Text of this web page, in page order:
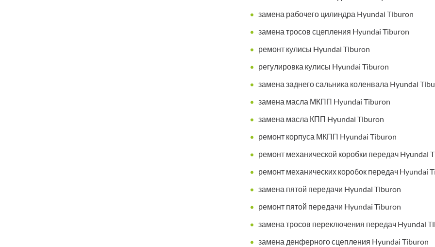
замена рабочего цилиндра Hyundai Tiburon
замена тросов сцепления Hyundai Tiburon
ремонт кулисы Hyundai Tiburon
регулировка кулисы Hyundai Tiburon
замена заднего сальника коленвала Hyundai
замена масла МКПП Hyundai Tiburon
замена масла КПП Hyundai Tiburon
ремонт корпуса МКПП Hyundai Tiburon
ремонт механической коробки передач Hyundai
ремонт механических коробок передач Hyundai
замена пятой передачи Hyundai Tiburon
ремонт пятой передачи Hyundai Tiburon
замена тросов переключения передач Hyundai
замена денферного сцепления Hyundai Tiburon